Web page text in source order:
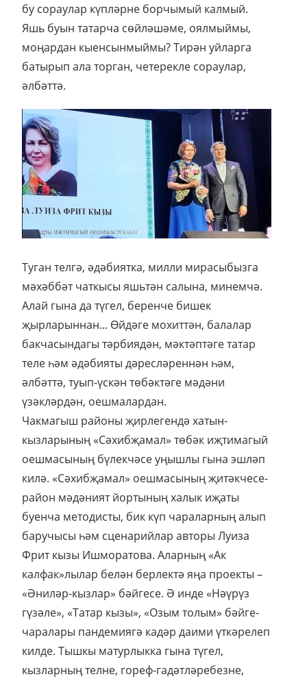
бу сораулар күпләрне борчымый калмый.
Яшь буын татарча сөйләшәме, оялмыймы,
моңардан кыенсынмыймы? Тирән уйларга
батырып ала торган, четерекле сораулар,
әлбәттә.
Туган телгә, әдәбиятка, милли мирасыбызга
мәхәббәт чаткысы яшьтән салына, минемчә.
Алай гына да түгел, беренче бишек
җырларыннан... Өйдәге мохиттән, балалар
бакчасындагы тәрбиядән, мәктәптәге татар
теле һәм әдәбияты дәресләреннән һәм,
әлбәттә, туып-үскән төбәктәге мәдәни
үзәкләрдән, оешмалардан.
Чакмагыш районы җирлегендә хатын-
кызларының «Сәхибҗамал» төбәк иҗтимагый
оешмасының бүлекчәсе уңышлы гына эшләп
килә. «Сәхибҗамал» оешмасының җитәкчесе-
район мәдәният йортының халык иҗаты
буенча методисты, бик күп чараларның алып
баручысы һәм сценарийлар авторы Луиза
Фрит кызы Ишморатова. Аларның «Ак
калфак»лылар белән берлектә яңа проекты –
«Әниләр-кызлар» бәйгесе. Ә инде «Нәүрүз
гүзәле», «Татар кызы», «Озым толым» бәйге-
чаралары пандемиягә кадәр даими үткәрелеп
килде. Тышкы матурлыкка гына түгел,
кызларның телне, гореф-гадәтләребезне,